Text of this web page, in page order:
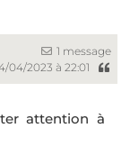
1 message
04/2023 à 22:01
attention à